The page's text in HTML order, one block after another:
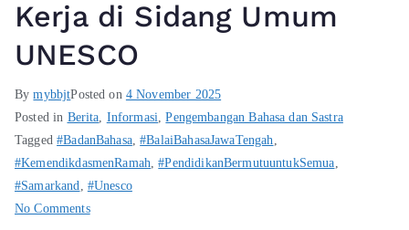
Kerja di Sidang Umum
UNESCO
BymybbjtPosted on 4 November 2025
Posted in Berita Informasi ,Pengembangan Bahasa dan Sastra
Tagged#BadanBahasa,#BalaiBahasaJawaTengah
#KemendikdasmenRamah ,#PendidikanBermutuuntukSemua
#Samarkand
#Unesco
No Comments